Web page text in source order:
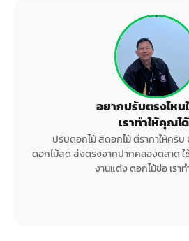
อยากปรับตรงไหน
เราทำให้คุณไ
ปรับดอกไม้ สีดอกไม้ ตีราคาให้ครั
ดอกไม้สด ส่งตรงจากปากคลองตลาด
งานแต่ง ดอกไม้ช่อ เรา